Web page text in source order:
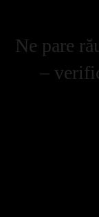
Ne pare
–